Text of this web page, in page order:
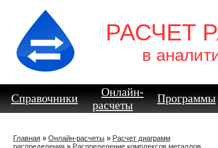
РАСЧЕТ
в
Справочники
Онлайн-
расчеты
Программы
Главная » Онлайн-расчеты » Расчет диаграмм
распределения » Распределение комплексов металлов